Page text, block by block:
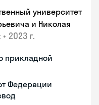
университет
и Николая
• 2023 г.
прикладной
Федерации